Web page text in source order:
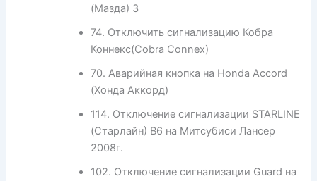
(Мазда) 3
74. Отключить сигнализацию Кобра
Коннекс(Cobra Connex)
70. Аварийная кнопка на Honda Acсord
(Хонда Аккорд)
114. Отключение сигнализации STARLINE
(Старлайн) B6 на Митсубиси Лансер
2008г.
102. Отключение сигнализации Guard на